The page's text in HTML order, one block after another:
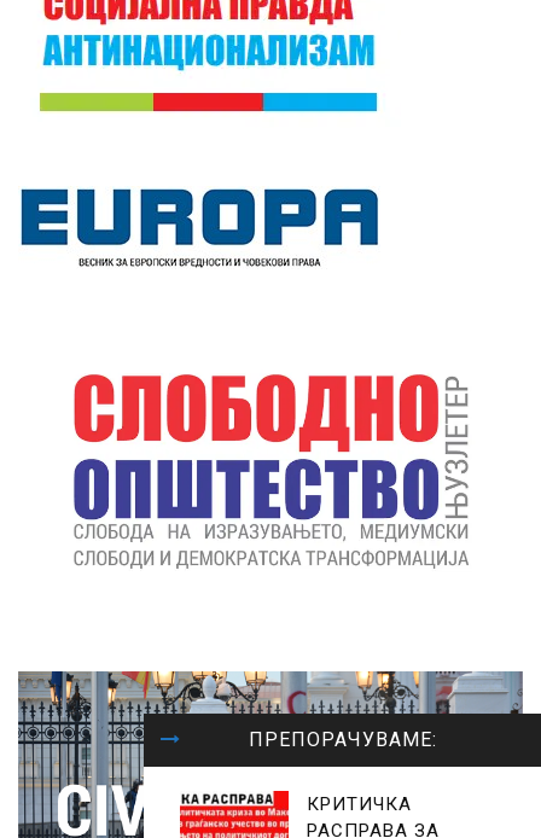
ПРЕПОРАЧУВАМЕ:
КРИТИЧКА
РАСПРАВА ЗА